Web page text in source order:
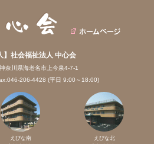
】社会福祉法人 中心会
奈川県海老名市上今泉4-7-1
206-4428 (平日 9:00～18:00)
えびな南
えびな北